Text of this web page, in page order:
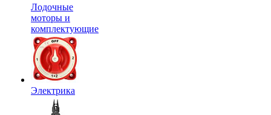
Лодочные
моторы и
комплектующие
Электрика